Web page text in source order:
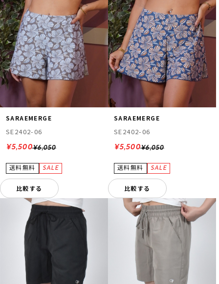
SARAEMERGE
SE2402-06
¥6,050
¥5,500
比較する
SARAEMERGE
SE2402-06
¥6,050
¥5,500
比較する